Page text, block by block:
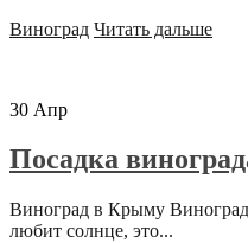
Виноград Читать дальше
30 Апр
Посадка
Виноград в Крыму
любит солнце, это...